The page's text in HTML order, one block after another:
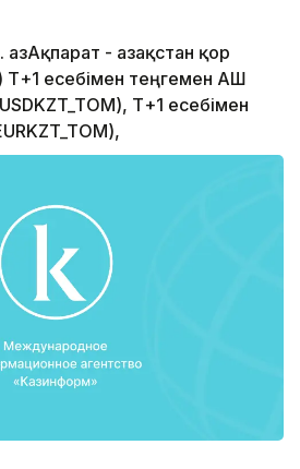
- Қазақстан қор
есебімен теңгемен АҚШ
Т+1 есебімен